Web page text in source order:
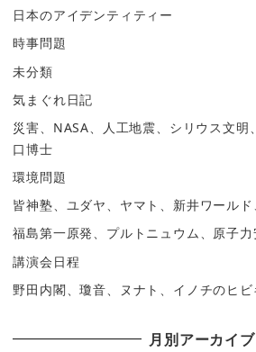
日本のアイデンティティー
時事問題
未分類
気まぐれ日記
災害、NASA、人工地震、シリウス文明
口博士
環境問題
皆神塾、ユダヤ、ヤマト、新井ワール
福島第一原発、プルトニュウム、原子
講演会日程
野田内閣、瓊音、ヌナト、イノチのヒ
月別アーカイブ